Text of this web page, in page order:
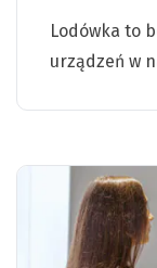
Lodówka to
urządzeń w